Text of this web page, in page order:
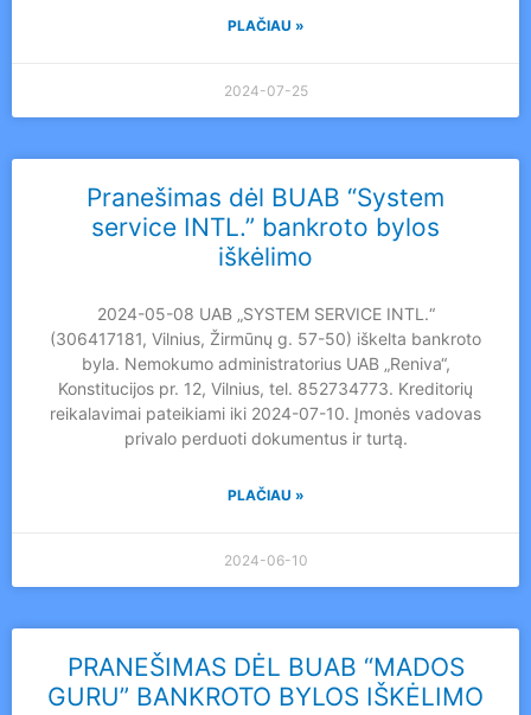
PLAČIAU »
2024-07-25
Pranešimas dėl BUAB “System
service INTL.” bankroto bylos
iškėlimo
2024-05-08 UAB „SYSTEM SERVICE INTL.“
(306417181, Vilnius, Žirmūnų g. 57-50) iškelta bankroto
byla. Nemokumo administratorius UAB „Reniva“,
Konstitucijos pr. 12, Vilnius, tel. 852734773. Kreditorių
reikalavimai pateikiami iki 2024-07-10. Įmonės vadovas
privalo perduoti dokumentus ir turtą.
PLAČIAU »
2024-06-10
PRANEŠIMAS DĖL BUAB “MADOS
GURU” BANKROTO BYLOS IŠKĖLIMO